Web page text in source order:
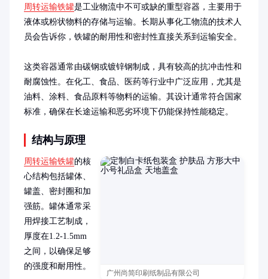
周转运输铁罐是工业物流中不可或缺的重型容器，主要用于
液体或粉状物料的存储与运输。长期从事化工物流的技术人
员会告诉你，铁罐的耐用性和密封性直接关系到运输安全。
这类容器通常由碳钢或镀锌钢制成，具有较高的抗冲击性和
耐腐蚀性。在化工、食品、医药等行业中广泛应用，尤其是
油料、涂料、食品原料等物料的运输。其设计通常符合国家
标准，确保在长途运输和恶劣环境下仍能保持性能稳定。
结构与原理
广州尚简印刷纸制品有限公司
周转运输铁罐的核
心结构包括罐体、
罐盖、密封圈和加
强筋。罐体通常采
用焊接工艺制成，
厚度在1.2-1.5mm
之间，以确保足够
的强度和耐用性。